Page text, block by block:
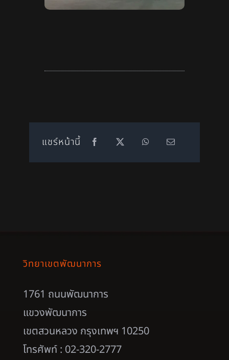
แชร์หน้านี้
วิทยาเขตพัฒนาการ
1761 ถนนพัฒนาการ
แขวงพัฒนาการ
เขตสวนหลวง กรุงเทพฯ 10250
โทรศัพท์ : 02-320-2777